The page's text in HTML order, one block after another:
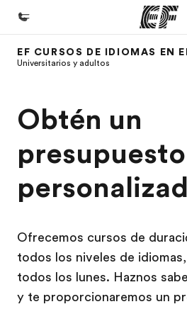
Inicio
Programas
Oficinas
Encuentra una oficina
Quiénes somos
Trabajos
Únete al equipo
EF CURSOS DE IDIOMAS EN
Universitarios y adultos
Obtén un
presupuesto
Ofrecemos cursos de
todos los niveles de
todos los lunes. Haznos
y te proporcionaremos un